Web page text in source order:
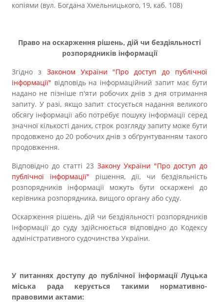
копіями (вул. Богдана Хмельницького, 19, каб. 108)
Право на оскарження рішень, дій чи бездіяльності
розпорядників інформації
Згідно з Законом України "Про доступ до публічної
інформації" відповідь на інформаційний запит має бути
надано не пізніше п'яти робочих днів з дня отримання
запиту. У разі, якщо запит стосується надання великого
обсягу інформації або потребує пошуку інформації серед
значної кількості даних, строк розгляду запиту може бути
продовжено до 20 робочих днів з обґрунтуванням такого
продовження.
Відповідно до статті 23 Закону України "Про доступ до
публічної інформації"
рішення, дії, чи бездіяльність
розпорядників інформації можуть бути оскаржені до
керівника розпорядника, вищого органу або суду.
Оскарження рішень, дій чи бездіяльності розпорядників
інформації до суду здійснюється відповідно до Кодексу
адміністративного судочинства України.
У питаннях доступу до публічної інформації Луцька
міська рада керується такими нормативно-
правовими актами: